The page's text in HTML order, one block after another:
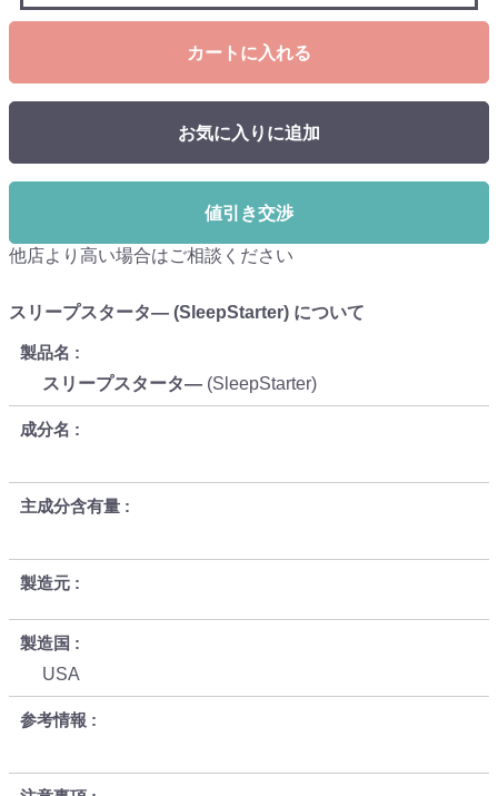
カートに入れる
お気に入りに追加
値引き交渉
他店より高い場合はご相談ください
スリープスタータ― (SleepStarter) について
製品名
スリープスタータ― (SleepStarter)
成分名
主成分含有量
製造元
製造国
USA
参考情報